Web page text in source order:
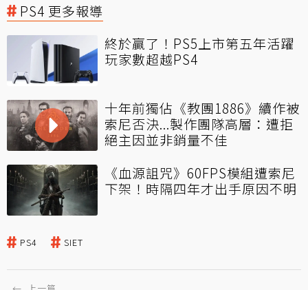
PS4 更多報導
終於贏了！PS5上市第五年活躍
玩家數超越PS4
十年前獨佔《教團1886》續作被
索尼否決...製作團隊高層：遭拒
絕主因並非銷量不佳
《血源詛咒》60FPS模組遭索尼
下架！時隔四年才出手原因不明
PS4 SIET